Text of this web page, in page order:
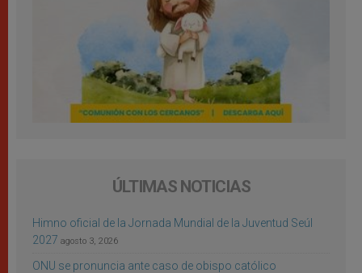
ÚLTIMAS NOTICIAS
Himno oficial de la Jornada Mundial de la Juventud Seúl
2027 agosto 3, 2026
ONU se pronuncia ante caso de obispo católico